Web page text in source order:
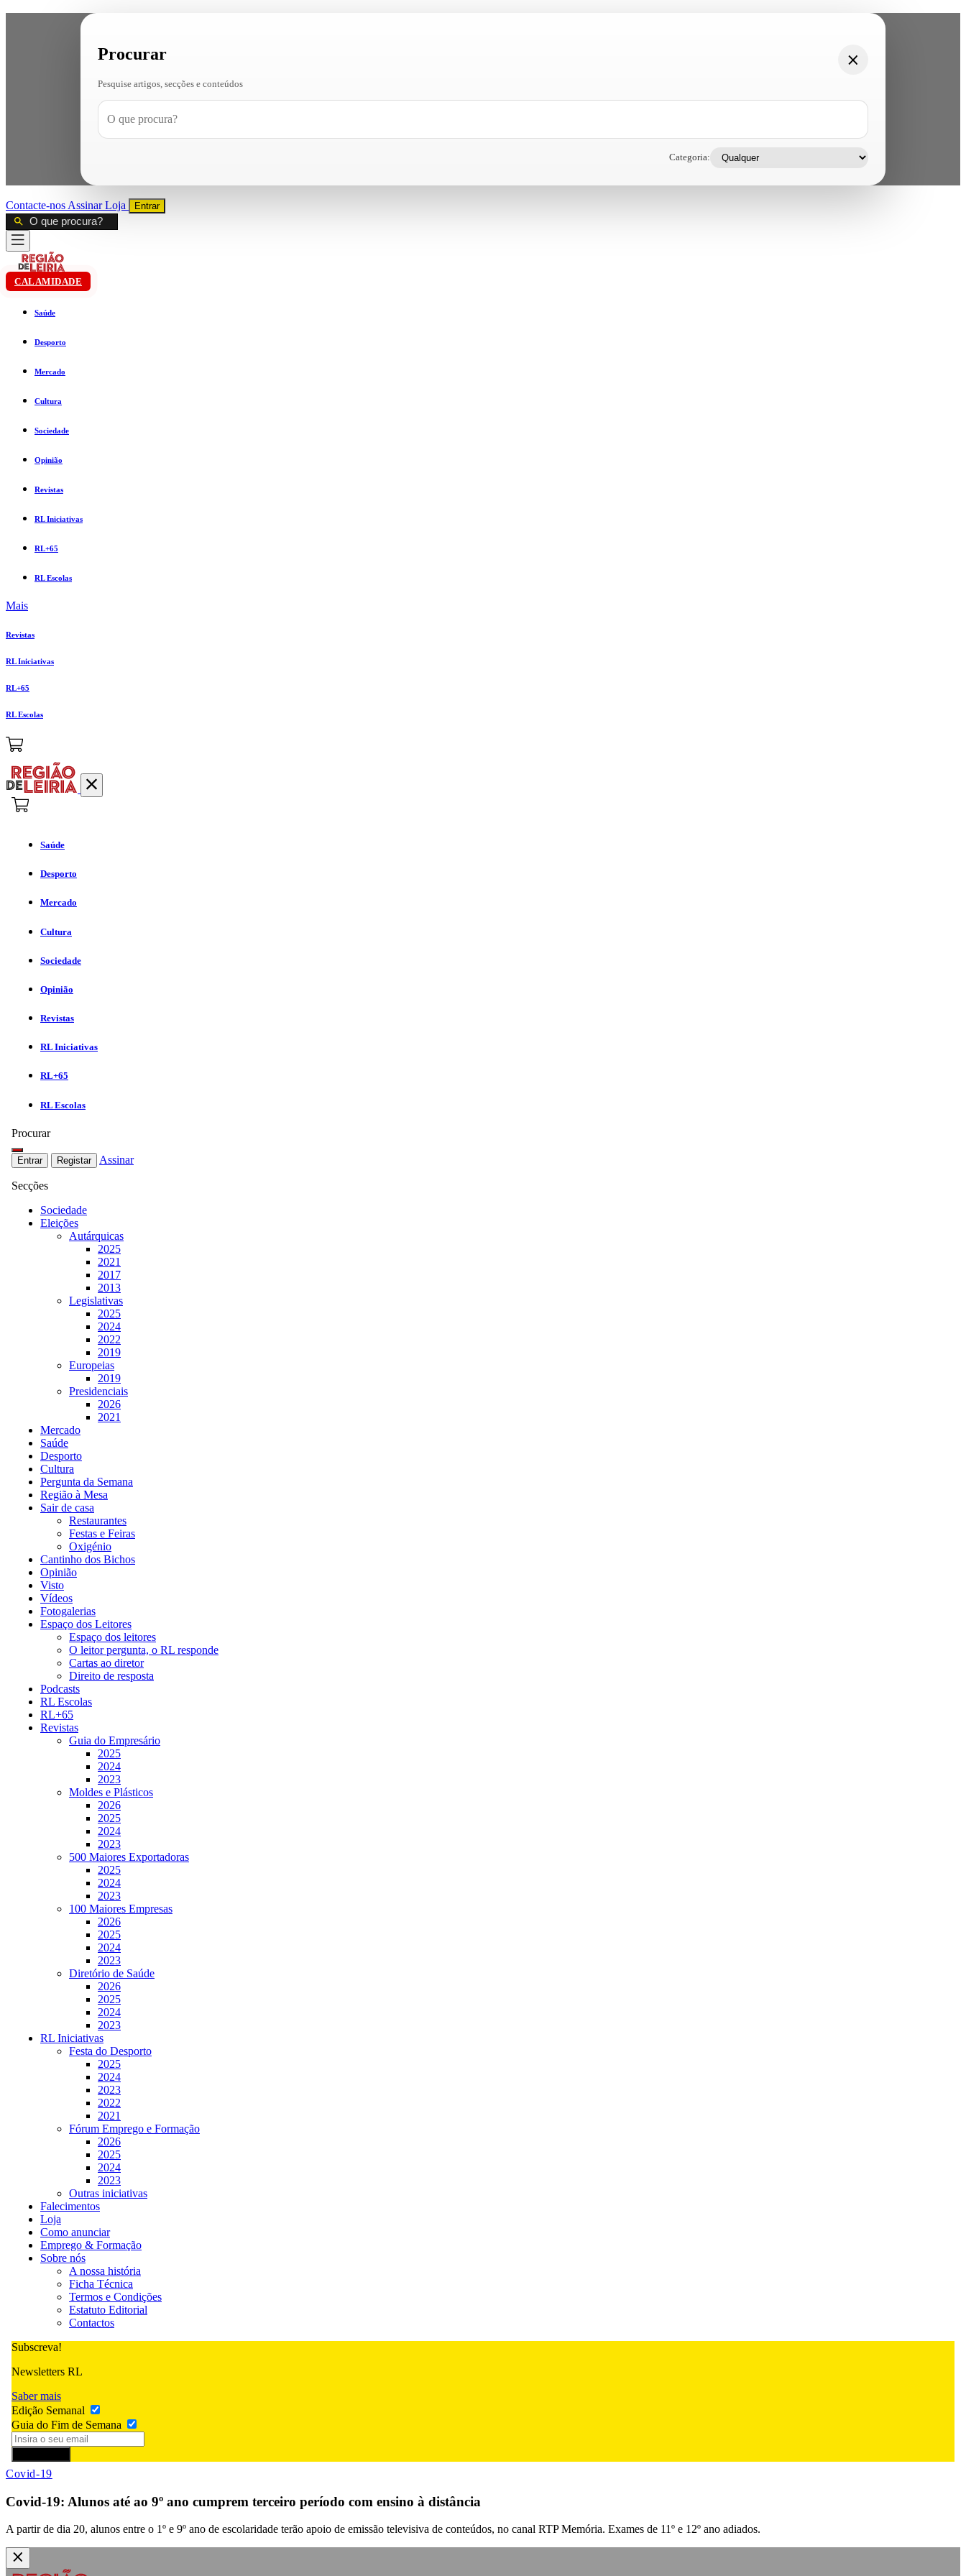
Procurar
Pesquise artigos, secções e conteúdos
Categoria:
Contacte-nos AssinarLoja Entrar
CALAMIDADE
Saúde
Desporto
Mercado
Cultura
Sociedade
Opinião
Revistas
RL Iniciativas
RL+65
RL Escolas
Mais
Revistas
RL Iniciativas
RL+65
RL Escolas
Saúde
Desporto
Mercado
Cultura
Sociedade
Opinião
Revistas
RL Iniciativas
RL+65
RL Escolas
Procurar
Entrar Registar Assinar
Secções
Sociedade
Eleições
Autárquicas
2025
2021
2017
2013
Legislativas
2025
2024
2022
2019
Europeias
2019
Presidenciais
2026
2021
Mercado
Saúde
Desporto
Cultura
Pergunta da Semana
Região à Mesa
Sair de casa
Restaurantes
Festas e Feiras
Oxigénio
Cantinho dos Bichos
Opinião
Visto
Vídeos
Fotogalerias
Espaço dos Leitores
Espaço dos leitores
O leitor pergunta, o RL responde
Cartas ao diretor
Direito de resposta
Podcasts
RL Escolas
RL+65
Revistas
Guia do Empresário
2025
2024
2023
Moldes e Plásticos
2026
2025
2024
2023
500 Maiores Exportadoras
2025
2024
2023
100 Maiores Empresas
2026
2025
2024
2023
Diretório de Saúde
2026
2025
2024
2023
RL Iniciativas
Festa do Desporto
2025
2024
2023
2022
2021
Fórum Emprego e Formação
2026
2025
2024
2023
Outras iniciativas
Falecimentos
Loja
Como anunciar
Emprego & Formação
Sobre nós
A nossa história
Ficha Técnica
Termos e Condições
Estatuto Editorial
Contactos
Subscreva!
Newsletters RL
Saber mais
Edição Semanal
Guia do Fim de Semana
Covid-19
Covid-19: Alunos até ao 9º ano cumprem terceiro período com ensino à distância
A partir de dia 20, alunos entre o 1º e 9º ano de escolaridade terão apoio de emissão televisiva de conteúdos, no canal RTP Memória. Exames de 11º e 12º ano adiados.